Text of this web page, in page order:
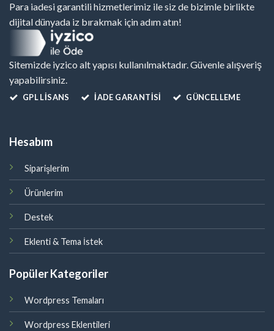
Para iadesi garantili hizmetlerimiz ile siz de bizimle birlikte
dijital dünyada iz bırakmak için adım atın!
Sitemizde iyzico alt yapısı kullanılmaktadır. Güvenle alışveriş
yapabilirsiniz.
GPL LISANS İADE GARANTİSİ GÜNCELLEME
Hesabım
Siparişlerim
Ürünlerim
Destek
Eklenti & Tema İstek
Popüler Kategoriler
Wordpress Temaları
Wordpress Eklentileri